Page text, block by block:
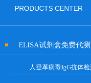
PRODUCTS CENTER
ELISA试剂盒免费代测